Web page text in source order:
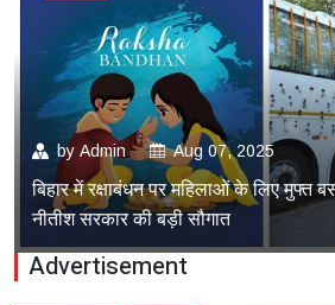
by Admin Aug 07, 2025
बिहार में रक्षाबंधन पर महिलाओं के लिए मुफ्त
नीतीश सरकार की बड़ी सौगात
Advertisement